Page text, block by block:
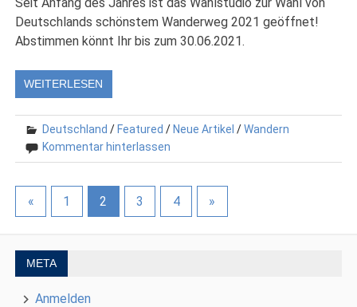
Seit Anfang des Jahres ist das Wahlstudio zur Wahl von
Deutschlands schönstem Wanderweg 2021 geöffnet!
Abstimmen könnt Ihr bis zum 30.06.2021.
WEITERLESEN
Deutschland / Featured / Neue Artikel /Wandern
Kommentar hinterlassen
« 1 2 3 4 »
META
Anmelden